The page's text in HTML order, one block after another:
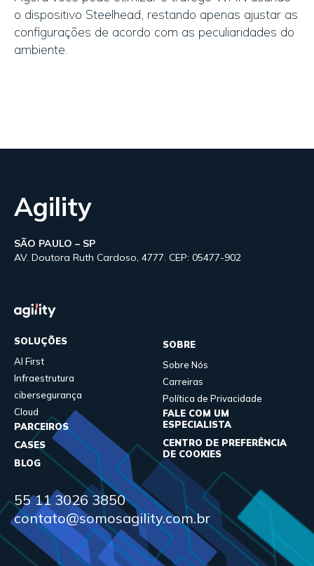
o dispositivo Steelhead, restando apenas ajustar as
configurações de acordo com as peculiaridades do
ambiente.
Agility
SÃO PAULO – SP
AV. Doutora Ruth Cardoso, 4777. CEP: 05477-902
SOLUÇÕES
AI First
Infraestrutura
cibersegurança
Cloud
PARCEIROS
CASES
BLOG
SOBRE
Sobre Nós
Carreiras
Política de Privacidade
FALE COM UM
ESPECIALISTA
CENTRO DE PREFERÊNCIA
DE COOKIES
55 11 3026 3850
contato@somosagility.com.br